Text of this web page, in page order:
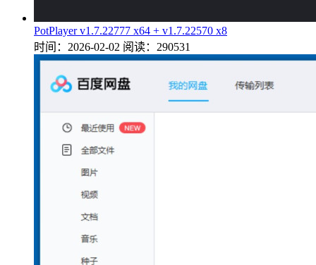
PotPlayer v1.7.22777 x64 + v1.7.22570 x8
时间：2026-02-02 阅读：290531